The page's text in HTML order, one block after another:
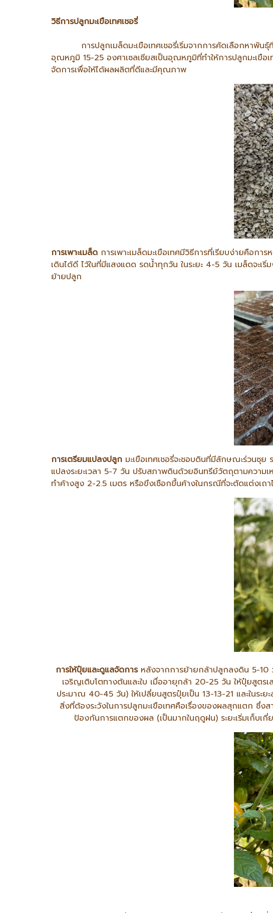
วิธีการปลูกมะเขือเทศเชอรี่
การปลูกเมล็ดมะเขือเทศเชอรี่เริ่มจากการคัดเลือกหาพันธุ์ที่
อุณหภูมิ 15-25 องศาเซลเซียสเป็นอุณหภูมิที่ทำให้การปลูกมะเขือ
จัดการเพื่อให้ได้ผลผลิตที่ดีและมีคุณภาพ
การเพาะเมล็ด การเพาะเมล็ดมะเขือเทศมีวิธีการที่เรียบง่ายคือก
เดินได้ดี ไว้ในที่มีแสงแดด รดน้ำทุกวัน ในระยะ 4-5 วัน เมล็ดจะเริ่
ย้ายปลูก
การเตรียมแปลงปลูก มะเขือเทศเชอรี่จะชอบดินที่มีลักษณะร่วนซุย
แปลงระยะเวลา 5-7 วัน ปรับสภาพดินด้วยอินทรีย์วัตถุตามความ
ทำค้างสูง 2-2.5 เมตร หรือขึงเชือกขึ้นค้างในกรณีที่จะตัดแต่งเถ
การให้ปุ๋ยและดูแลจัดการหลังจากการย้ายกล้าปลูกลงดิน 5-10
เจริญเติบโตทางต้นและใบ เมื่ออายุกล้า 20-25 วัน ให้ปุ๋ยสูตร
ประมาณ 40-45 วัน) ให้เปลี่ยนสูตรปุ๋ยเป็น 13-13-21 และในร
สิ่งที่ต้องระวังในการปลูกมะเขือเทศคือเรื่องของผลสุกแตก ซึ่
ป้องกันการแตกของผล (เป็นมากในฤดูฝน) ระยะเริ่มเก็บเ